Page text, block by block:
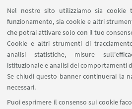
Nel nostro sito utilizziamo sia cookie
funzionamento, sia cookie e altri
che potrai attivare solo con il tuo
Cookie e altri strumenti di
analisi statistiche, misure
istituzionale e analisi dei comportamenti
Se chiudi questo banner continuerai la
necessari.
Puoi esprimere il consenso sui cookie
LINK UTILI
Contatti
Area
SEGUI UNIBO